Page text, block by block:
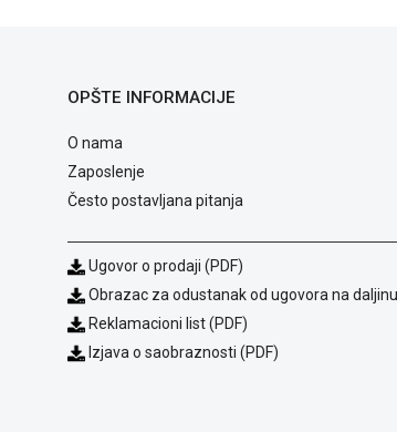
OPŠTE INFORMACIJE
O nama
Zaposlenje
Često postavljana pitanja
Ugovor o prodaji (PDF)
Obrazac za odustanak od ugovora na
Reklamacioni list (PDF)
Izjava o saobraznosti (PDF)